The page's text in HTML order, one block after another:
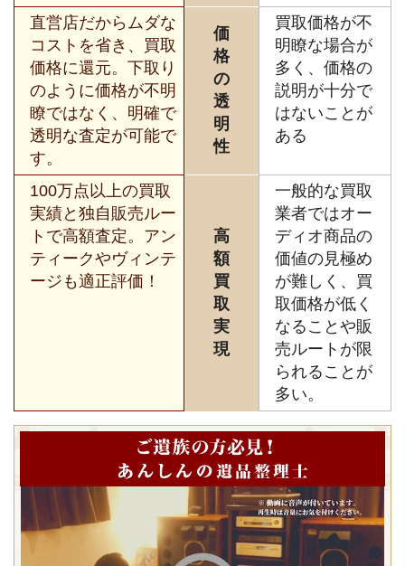
直営店だからムダな
コストを省き、買取
価格に還元。下取り
のように価格が不明
瞭ではなく、明確で
透明な査定が可能で
す。
価
格
の
透
明
性
買取価格が不
明瞭な場合が
多く、価格の
説明が十分で
はないことが
ある
100万点以上の買取
実績と独自販売ルー
トで高額査定。アン
ティークやヴィンテ
ージも適正評価！
高
額
買
取
実
現
一般的な買取
業者ではオー
ディオ商品の
価値の見極め
が難しく、買
取価格が低く
なることや販
売ルートが限
られることが
多い。